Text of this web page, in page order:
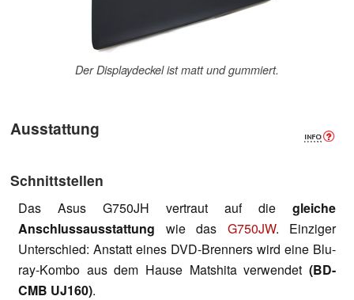
Der Displaydeckel ist matt und gummiert.
Ausstattung
Schnittstellen
Das Asus G750JH vertraut auf die gleiche
Anschlussausstattung wie das G750JW. Einziger
Unterschied: Anstatt eines DVD-Brenners wird eine Blu-
ray-Kombo aus dem Hause Matshita verwendet (BD-
CMB UJ160).